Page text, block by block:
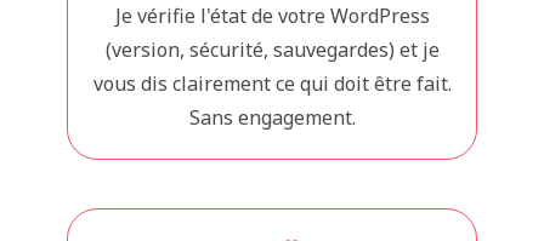
Je vérifie l'état de votre WordPress
(version, sécurité, sauvegardes) et je
vous dis clairement ce qui doit être fait.
Sans engagement.